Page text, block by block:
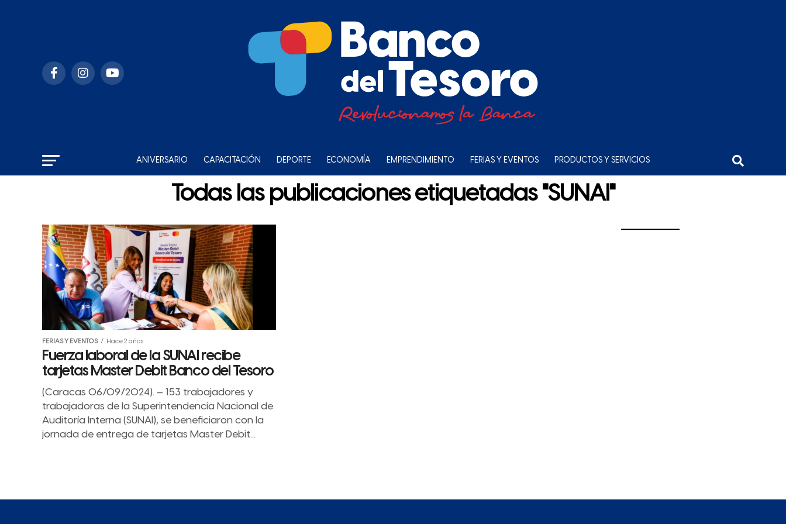
ANIVERSARIO CAPACITACIÓN DEPORTE ECONOMÍA EMPRENDIMIENTO FERIAS Y EVENTOS PRODUCTOS Y SERVICIOS
Todas las publicaciones etiquetadas "SUNAI"
FERIAS Y EVENTOS Hace 2 años
Fuerza laboral de la SUNAI recibe
tarjetas Master Debit Banco del Tesoro
(Caracas 06/09/2024). – 153 trabajadores y
trabajadoras de la Superintendencia Nacional de
Auditoría Interna (SUNAI), se beneficiaron con la
jornada de entrega de tarjetas Master Debit...